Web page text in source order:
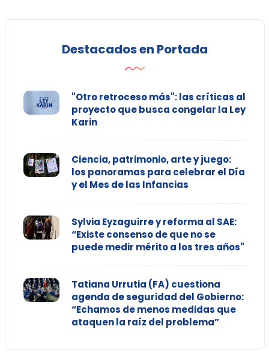
Destacados en Portada
"Otro retroceso más": las críticas al
proyecto que busca congelar la Ley
Karin
Ciencia, patrimonio, arte y juego:
los panoramas para celebrar el Día
y el Mes de las Infancias
Sylvia Eyzaguirre y reforma al SAE:
“Existe consenso de que no se
puede medir mérito a los tres años"
Tatiana Urrutia (FA) cuestiona
agenda de seguridad del Gobierno:
“Echamos de menos medidas que
ataquen la raíz del problema”